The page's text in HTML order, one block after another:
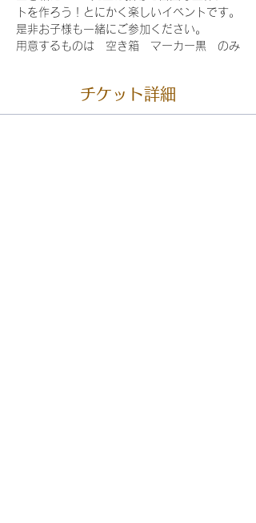
トを作ろう！とにかく楽しいイベントです。
是非お子様も一緒にご参加ください。
用意するものは　空き箱　マーカー黒　のみ
チケット詳細